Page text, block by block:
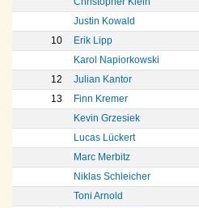
Justin Kowald
10
Erik Lipp
Karol Napiorkowski
12
Julian Kantor
13
Finn Kremer
Kevin Grzesiek
Lucas Lückert
Marc Merbitz
Niklas Schleicher
Toni Arnold